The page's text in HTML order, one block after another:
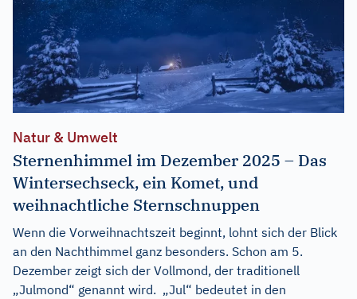
Natur & Umwelt
Sternenhimmel im Dezember 2025 – Das
Wintersechseck, ein Komet, und
weihnachtliche Sternschnuppen
Wenn die Vorweihnachtszeit beginnt, lohnt sich der Blick
an den Nachthimmel ganz besonders. Schon am 5.
Dezember zeigt sich der Vollmond, der traditionell
„Julmond“ genannt wird. „Jul“ bedeutet in den